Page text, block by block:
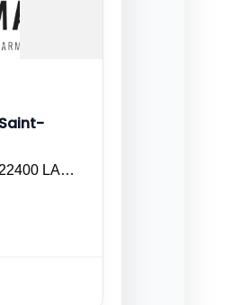
1 Rue du Tertre Morin 22400 LAMBALLE-ARMOR